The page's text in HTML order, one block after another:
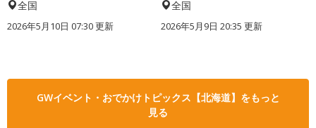
全国
2026年5月10日 07:30 更新
全国
2026年5月9日 20:35 更新
GWイベント・おでかけトピックス【北海道】をもっと
見る